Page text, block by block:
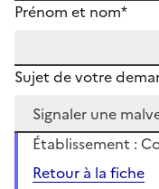
Prénom et nom*
Sujet de votre
Établissement :
Retour à la fiche